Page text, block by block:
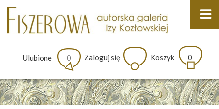
Ulubione 0 Zaloguj się Koszyk 0